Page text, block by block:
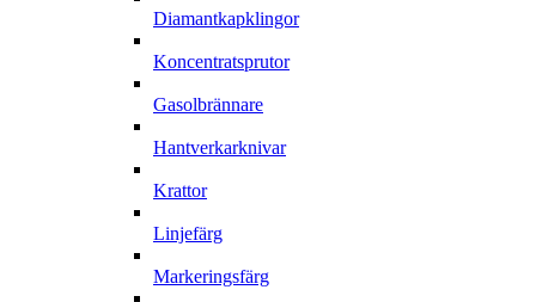
Diamantkapklingor
Koncentratsprutor
Gasolbrännare
Hantverkarknivar
Krattor
Linjefärg
Markeringsfärg